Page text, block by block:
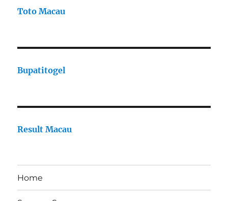
Toto Macau
Bupatitogel
Result Macau
Home